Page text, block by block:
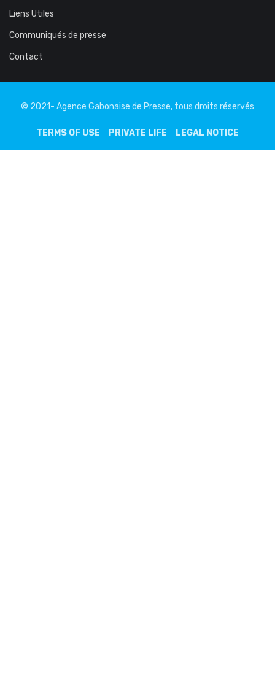
Liens Utiles
Communiqués de presse
Contact
© 2021- Agence Gabonaise de Presse, tous droits réservés
TERMS OF USE PRIVATE LIFE LEGAL NOTICE